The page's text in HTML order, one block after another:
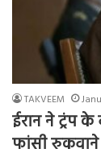
TAKVEEM
ईरान ने ट्रंप
फांसी